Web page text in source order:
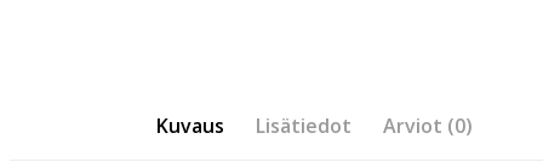
Kuvaus Lisätiedot Arviot (0)